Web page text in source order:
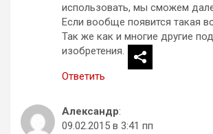
использовать, мы сможем
Если вообще появится такая
Так же как и многие другие
изобретения.
Ответить
Александр:
09.02.2015 в 3:41 пп